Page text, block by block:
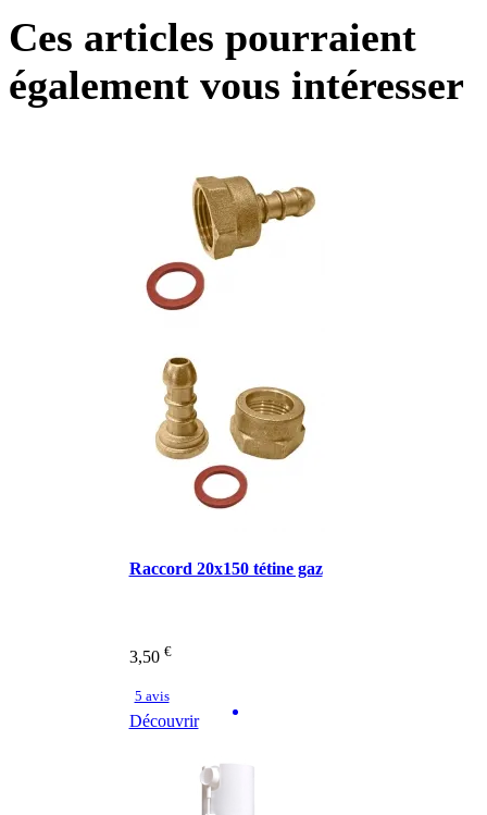
Ces articles pourraient
également vous intéresser
Raccord 20x150 tétine gaz
3,50 €
5 avis
Découvrir